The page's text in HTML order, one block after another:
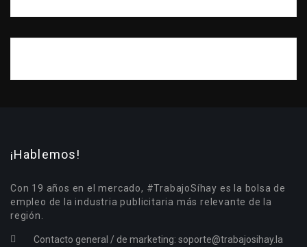
¡Hablemos!
Con 19 años en el mercado, #TrabajoSíhay es la bolsa de
empleo de la industria publicitaria más relevante de la
región.
Contacto general / de marketing: soporte@trabajosihay.la